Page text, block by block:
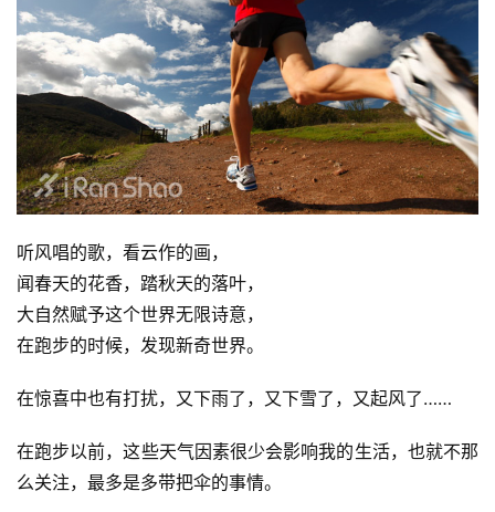
听风唱的歌，看云作的画，
闻春天的花香，踏秋天的落叶，
大自然赋予这个世界无限诗意，
在跑步的时候，发现新奇世界。
在惊喜中也有打扰，又下雨了，又下雪了，又起风了……
在跑步以前，这些天气因素很少会影响我的生活，也就不那
么关注，最多是多带把伞的事情。